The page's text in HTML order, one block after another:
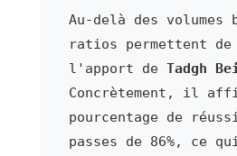
Au-delà des
ratios permettent de
l'apport de Tadgh
Concrètement, il
pourcentage de
passes de 86%, ce